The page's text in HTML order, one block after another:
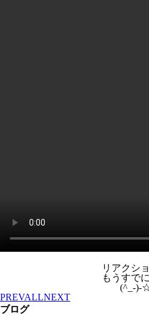
リアクシ
もうすで
(^_-)-
PREVALLNEXT
ブログ